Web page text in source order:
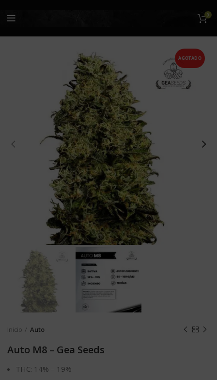
0
AGOTADO
Inicio Auto
Auto M8 – Gea Seeds
THC: 14% – 19%